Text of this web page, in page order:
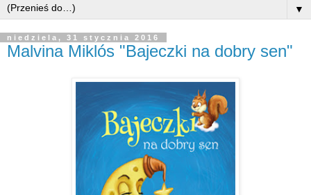
▼
niedziela, 31 stycznia 2016
Malvina Miklós "Bajeczki na dobry sen"